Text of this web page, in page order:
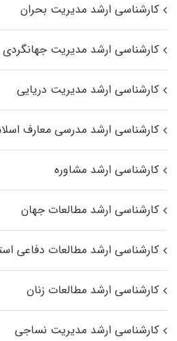
کارشناسی ارشد مدیریت بحران
کارشناسی ارشد مدیریت جهانگردی
کارشناسی ارشد مدیریت دریایی
کارشناسی ارشد مدرسی معارف
کارشناسی ارشد مشاوره
کارشناسی ارشد مطالعات جهان
کارشناسی ارشد مطالعات دفاعی
کارشناسی ارشد مطالعات زنان
کارشناسی ارشد مدیریت نساجی